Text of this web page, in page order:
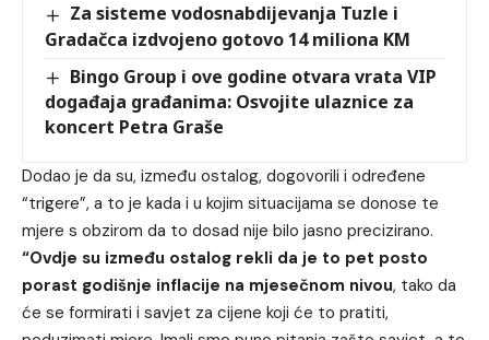
Za sisteme vodosnabdijevanja Tuzle i
Gradačca izdvojeno gotovo 14 miliona KM
Bingo Group i ove godine otvara vrata VIP
događaja građanima: Osvojite ulaznice za
koncert Petra Graše
Dodao je da su, između ostalog, dogovorili i određene
“trigere”, a to je kada i u kojim situacijama se donose te
mjere s obzirom da to dosad nije bilo jasno precizirano.
“Ovdje su između ostalog rekli da je to pet posto
porast godišnje inflacije na mjesečnom nivou, tako da
će se formirati i savjet za cijene koji će to pratiti,